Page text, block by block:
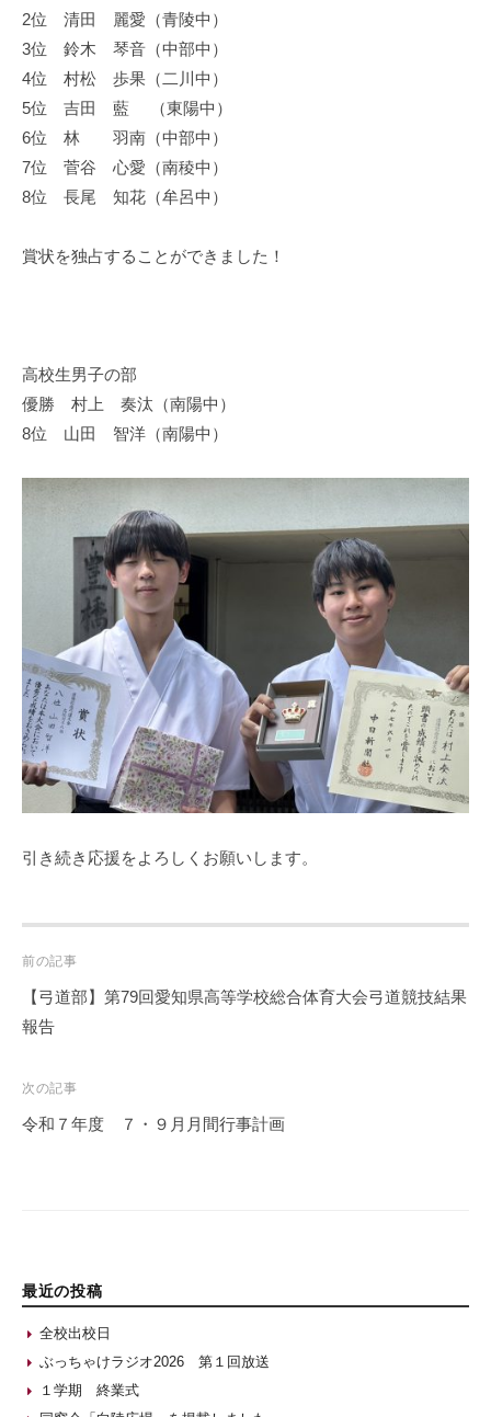
2位 清田 麗愛（青陵中）
3位 鈴木 琴音（中部中）
4位 村松 歩果（二川中）
5位 吉田 藍 （東陽中）
6位 林 羽南（中部中）
7位 菅谷 心愛（南稜中）
8位 長尾 知花（牟呂中）
賞状を独占することができました！
高校生男子の部
優勝 村上 奏汰（南陽中）
8位 山田 智洋（南陽中）
引き続き応援をよろしくお願いします。
Post
navigation
前の記事
【弓道部】第79回愛知県高等学校総合体育大会弓道競技結果
報告
次の記事
令和７年度 ７・９月月間行事計画
最近の投稿
全校出校日
ぶっちゃけラジオ2026 第１回放送
１学期 終業式